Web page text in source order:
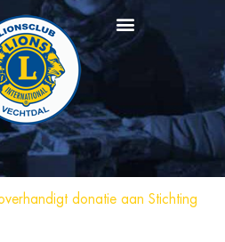
donatie aan Stichting